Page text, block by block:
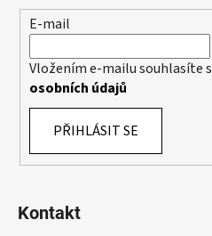
E-mail
Vložením e-mailu souhlasíte s
osobních údajů
PŘIHLÁSIT SE
Kontakt